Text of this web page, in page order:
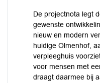
De projectnota legt
gewenste
nieuw en modern
huidige Olmenhof,
verpleeghuis
voor mensen met
draagt daarmee bij